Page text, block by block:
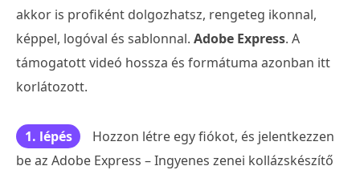
akkor is profiként dolgozhatsz, rengeteg ikonnal,
képpel, logóval és sablonnal. Adobe Express. A
támogatott videó hossza és formátuma azonban itt
korlátozott.
1. lépés
Hozzon létre egy fiókot, és jelentkezzen
be az Adobe Express – Ingyenes zenei kollázskészítő